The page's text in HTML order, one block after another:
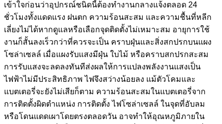
เข้าใจก่อนว่าอุปกรณ์ชนิดนี้ต้องทำงานกลางแจ้งตลอด 24
ชั่วโมงทั้งแดดแรง ฝนตก ความร้อนสะสม และความชื้นที่หลีก
เลี่ยงไม่ได้หากดูแลหรือเลือกจุดติดตั้งไม่เหมาะสม อายุการใช้
งานก็สั้นลงเร็วกว่าที่ควรจะเป็น คราบฝุ่นและสิ่งสกปรกบนแผง
โซล่าเซลล์ เมื่อแผงรับแสงมีฝุ่น ใบไม้ หรือคราบสกปรกสะสม
การรับแสงจะลดลงทันทีส่งผลให้การแปลงพลังงานแสงเป็น
ไฟฟ้าไม่มีประสิทธิภาพ ไฟจึงสว่างน้อยลง แม้ตัวโคมและ
แบตเตอรี่จะยังไม่เสียก็ตาม ความร้อนสะสมในแบตเตอรี่จาก
การติดตั้งผิดตำแหน่ง การติดตั้ง ไฟโซล่าเซลล์ ในจุดที่อับลม
หรือโดนแดดเผาโดยตรงตลอดวัน อาจทำให้อุณหภูมิภายใน